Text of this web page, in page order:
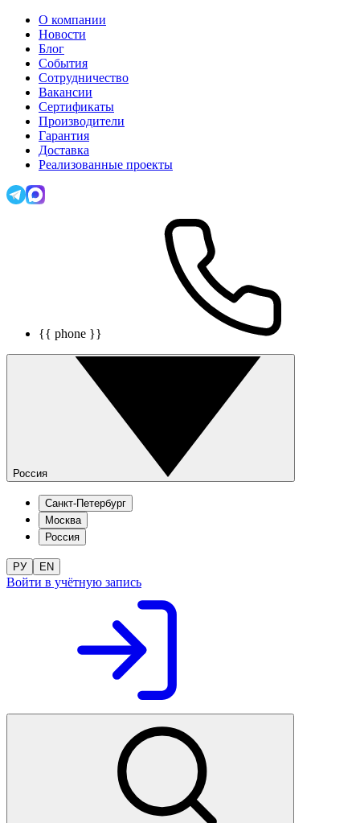
О компании
Новости
Блог
События
Сотрудничество
Вакансии
Сертификаты
Производители
Гарантия
Доставка
Реализованные проекты
{{ phone }}
Россия
Санкт-Петербург
Москва
Россия
РУ EN
Войти в учётную запись